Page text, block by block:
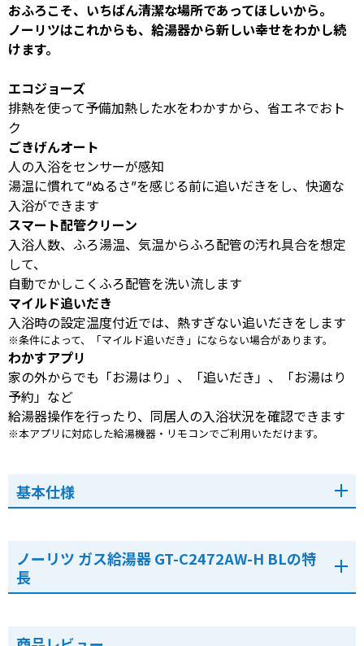
おふろこそ、いちばん清潔な場所であってほしいから。
ノーリツはこれからも、給湯器から新しい幸せをわかし続
けます。
エコジョーズ
排熱を使って予備加熱した水をわかすから、省エネでおト
ク
ごきげんオート
人の入浴をセンサーが感知
湯温に慣れて“ぬるさ”を感じる前に追いだきをし、快適な
入浴ができます
スマート配管クリーン
入浴人数、ふろ湯温、気温からふろ配管の汚れ具合を想定
して、
自動でかしこくふろ配管を洗い流します
マイルド追いだき
入浴時の設定温度付近では、熱すぎない追いだきをします
※条件によって、「マイルド追いだき」にならない場合があります。
わかすアプリ
家の外からでも「お湯はり」、「追いだき」、「お湯はり
予約」など
給湯器操作を行ったり、同居人の入浴状況を確認できます
※本アプリに対応した給湯機器・リモコンでご利用いただけます。
基本仕様
ノーリツ ガス給湯器 GT-C2472AW-H BLの特
長